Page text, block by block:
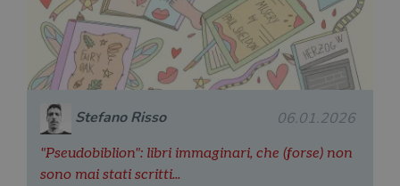
Stefano Risso 06.01.2026
"Pseudobiblion": libri immaginari, che (forse) non
sono mai stati scritti...